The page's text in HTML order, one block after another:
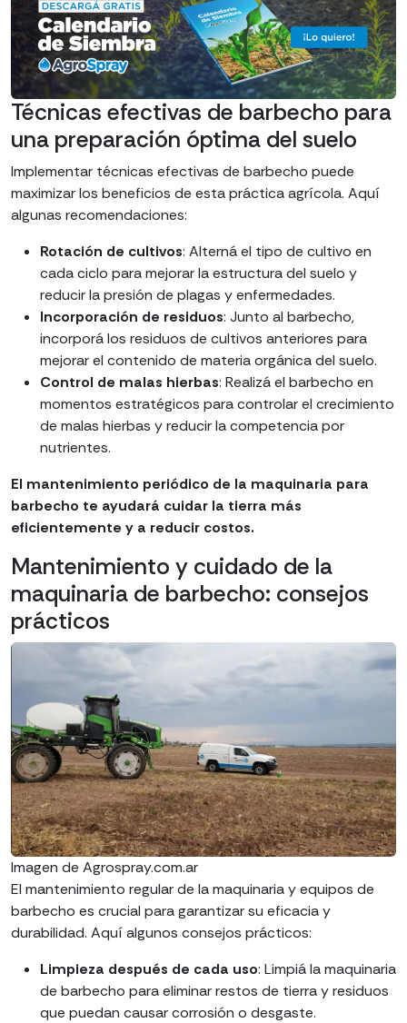
Técnicas efectivas de barbecho para
una preparación óptima del suelo
Implementar técnicas efectivas de barbecho puede
maximizar los beneficios de esta práctica agrícola. Aquí
algunas recomendaciones:
Rotación de cultivos: Alterná el tipo de cultivo en
cada ciclo para mejorar la estructura del suelo y
reducir la presión de plagas y enfermedades.
Incorporación de residuos: Junto al barbecho,
incorporá los residuos de cultivos anteriores para
mejorar el contenido de materia orgánica del suelo.
Control de malas hierbas: Realizá el barbecho en
momentos estratégicos para controlar el crecimiento
de malas hierbas y reducir la competencia por
nutrientes.
El mantenimiento periódico de la maquinaria para
barbecho te ayudará cuidar la tierra más
eficientemente y a reducir costos.
Mantenimiento y cuidado de la
maquinaria de barbecho: consejos
prácticos
Imagen de Agrospray.com.ar
El mantenimiento regular de la maquinaria y equipos de
barbecho es crucial para garantizar su eficacia y
durabilidad. Aquí algunos consejos prácticos:
Limpieza después de cada uso: Limpiá la maquinaria
de barbecho para eliminar restos de tierra y residuos
que puedan causar corrosión o desgaste.